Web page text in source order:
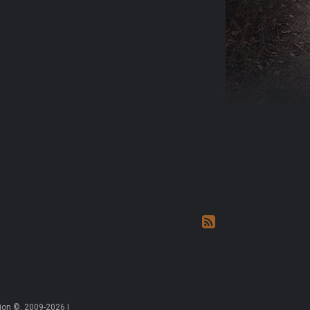
©, 2009-2026 |